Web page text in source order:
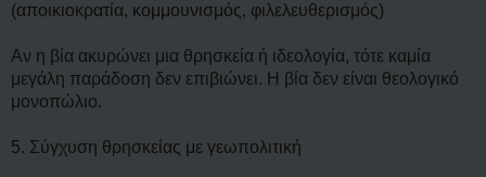
(αποικιοκρατία, κομμουνισμός, φιλελευθερισμός)
Αν η βία ακυρώνει μια θρησκεία ή ιδεολογία, τότε καμία
μεγάλη παράδοση δεν επιβιώνει. Η βία δεν είναι θεολογικό
μονοπώλιο.
5. Σύγχυση θρησκείας με γεωπολιτική